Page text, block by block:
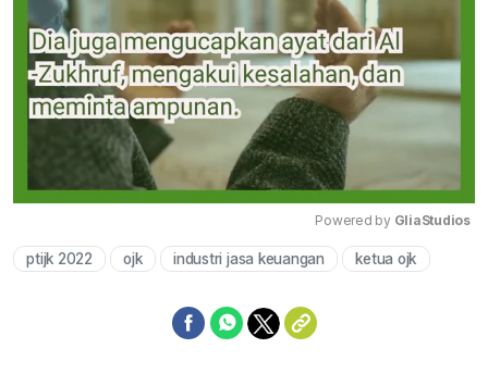
Mute
Powered by GliaStudios
ptijk 2022 ojk industri jasa keuangan ketua ojk